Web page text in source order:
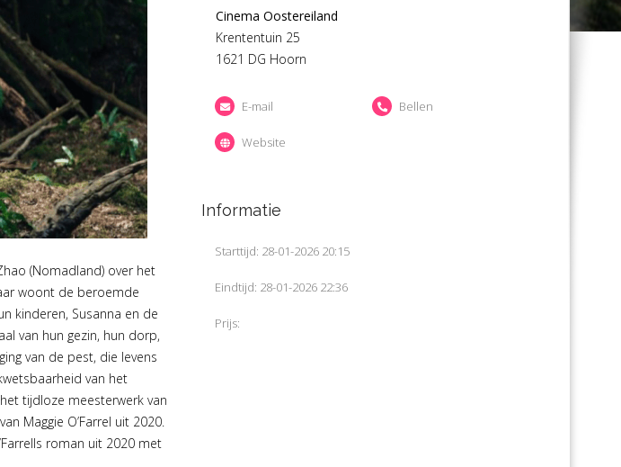
(Nomadland) over het
woont de beroemde
kinderen, Susanna en de
van hun gezin, hun dorp,
van de pest, die levens
van het
tijdloze meesterwerk van
Maggie O’Farrel uit 2020.
roman uit 2020 met
Cinema Oostereiland
Krententuin 25
1621 DG Hoorn
E-mail Bellen
Website
Informatie
Starttijd: 28-01-2026 20:15
Eindtijd: 28-01-2026 22:36
Prijs: